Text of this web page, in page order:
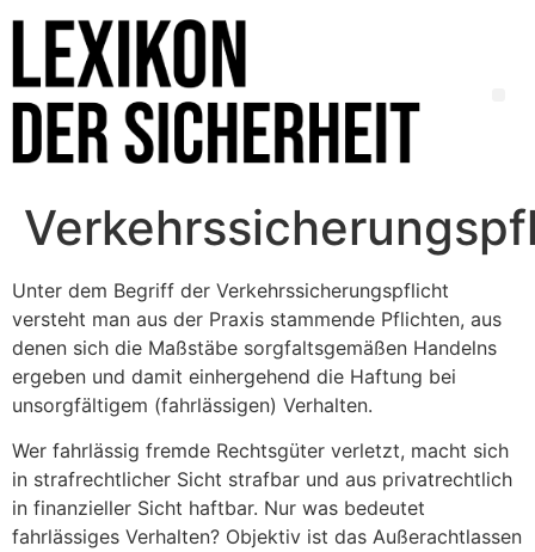
Unter dem Begriff der Verkehrssicherungspflicht
versteht man aus der Praxis stammende Pflichten, aus
denen sich die Maßstäbe sorgfaltsgemäßen Handelns
ergeben und damit einhergehend die Haftung bei
unsorgfältigem (fahrlässigen) Verhalten.
Wer fahrlässig fremde Rechtsgüter verletzt, macht sich
in strafrechtlicher Sicht strafbar und aus privatrechtlich
in finanzieller Sicht haftbar. Nur was bedeutet
fahrlässiges Verhalten? Objektiv ist das Außerachtlassen